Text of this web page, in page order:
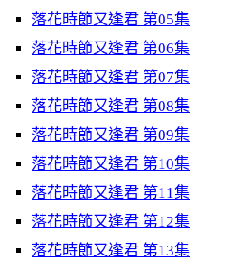
落花時節又逢君 第05集
落花時節又逢君 第06集
落花時節又逢君 第07集
落花時節又逢君 第08集
落花時節又逢君 第09集
落花時節又逢君 第10集
落花時節又逢君 第11集
落花時節又逢君 第12集
落花時節又逢君 第13集